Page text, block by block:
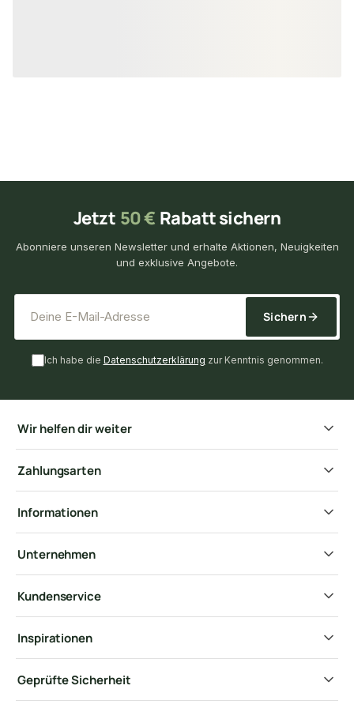
Jetzt 50 € Rabatt sichern
Abonniere unseren Newsletter und erhalte Aktionen, Neuigkeiten
und exklusive Angebote.
Sichern
Ich habe die Datenschutzerklärung zur Kenntnis genommen.
Wir helfen dir weiter
Zahlungsarten
Informationen
Unternehmen
Kundenservice
Inspirationen
Geprüfte Sicherheit